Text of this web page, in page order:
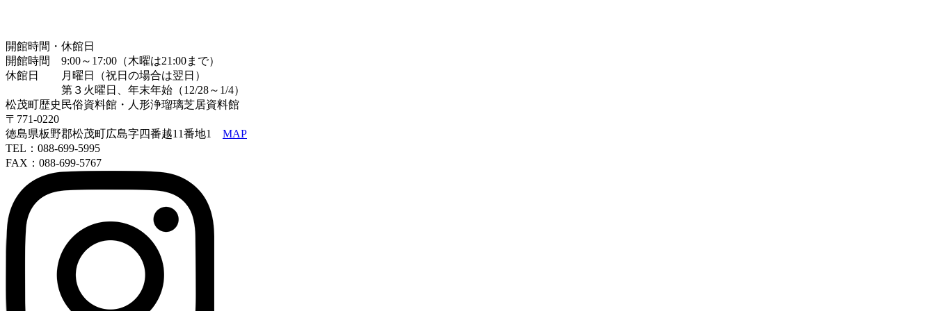
開館時間・休館日
開館時間 9:00～17:00（木曜は21:00まで）
休館日 月曜日（祝日の場合は翌日）
第３火曜日、年末年始（12/28～1/4）
松茂町歴史民俗資料館・人形浄瑠璃芝居資料館
〒771-0220
徳島県板野郡松茂町広島字四番越11番地1 MAP
TEL：088-699-5995
FAX：088-699-5767